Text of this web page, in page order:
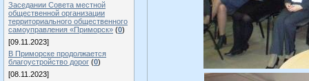
Заседании Совета местной
общественной организации
территориального общественного
самоуправления «Приморск» (0)
[09.11.2023]
В Приморске продолжается
благоустройство дорог (0)
[08.11.2023]